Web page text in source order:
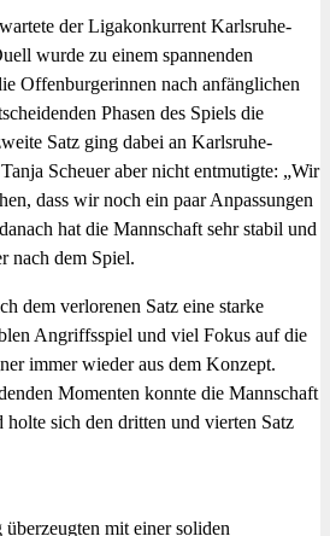
der Ligakonkurrent Karlsruhe-
wurde zu einem spannenden
Offenburgerinnen nach anfänglichen
Phasen des Spiels die
Satz ging dabei an Karlsruhe-
Scheuer aber nicht entmutigte: „Wir
dass wir noch ein paar Anpassungen
hat die Mannschaft sehr stabil und
nach dem Spiel.
dem verlorenen Satz eine starke
Angriffsspiel und viel Fokus auf die
immer wieder aus dem Konzept.
Momenten konnte die Mannschaft
sich den dritten und vierten Satz
mit einer soliden